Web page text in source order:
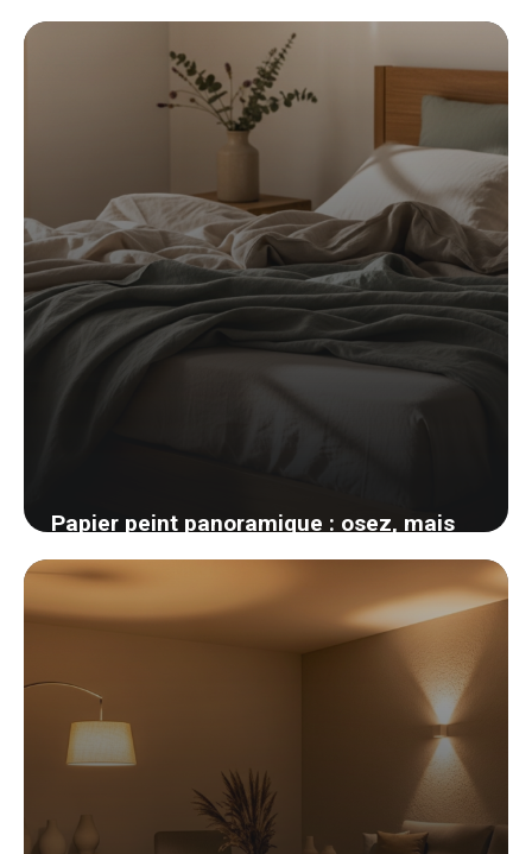
meilleures plateformes et mes astuces
de chineuse
Papier peint panoramique : osez, mais
voici comment ne pas se planter